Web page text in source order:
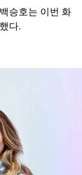
승호는 이번 화
다.